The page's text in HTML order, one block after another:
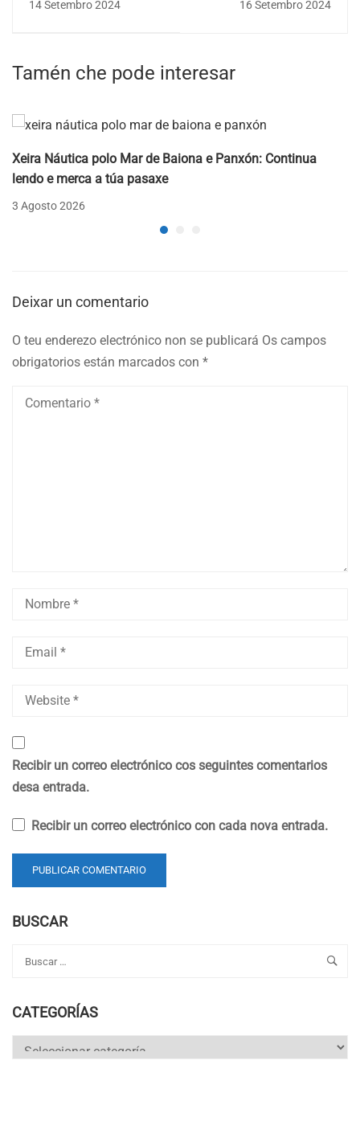
14 Setembro 2024 16 Setembro 2024
Tamén che pode interesar
Xeira Náutica polo Mar de Baiona e Panxón: Continua
lendo e merca a túa pasaxe
3 Agosto 2026
Deixar un comentario
O teu enderezo electrónico non se publicará Os campos
obrigatorios están marcados con *
Recibir un correo electrónico cos seguintes comentarios
desa entrada.
Recibir un correo electrónico con cada nova entrada.
BUSCAR
CATEGORÍAS
Categorías